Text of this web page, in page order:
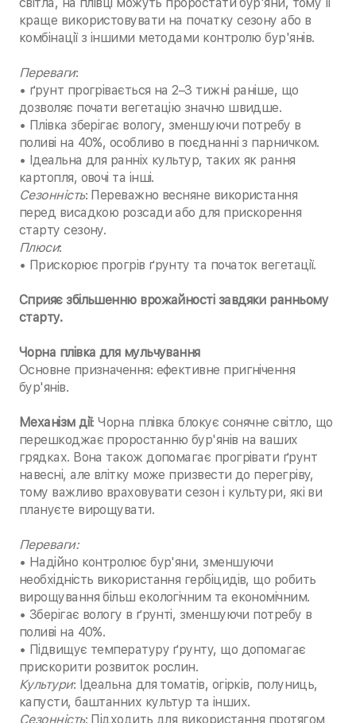
краще використовувати на початку сезону або в
комбінації з іншими методами контролю бур'янів.
Переваги:
• ґрунт прогрівається на 2–3 тижні раніше, що
дозволяє почати вегетацію значно швидше.
• Плівка зберігає вологу, зменшуючи потребу в
поливі на 40%, особливо в поєднанні з парничком.
• Ідеальна для ранніх культур, таких як рання
картопля, овочі та інші.
Сезонність: Переважно весняне використання
перед висадкою розсади або для прискорення
старту сезону.
Плюси:
• Прискорює прогрів ґрунту та початок вегетації.
Сприяє збільшенню врожайності завдяки ранньому
старту.
Чорна плівка для мульчування
Основне призначення: ефективне пригнічення
бур'янів.
Механізм дії: Чорна плівка блокує сонячне світло, що
перешкоджає проростанню бур'янів на ваших
грядках. Вона також допомагає прогрівати ґрунт
навесні, але влітку може призвести до перегріву,
тому важливо враховувати сезон і культури, які ви
плануєте вирощувати.
Переваги:
• Надійно контролює бур'яни, зменшуючи
необхідність використання гербіцидів, що робить
вирощування більш екологічним та економічним.
• Зберігає вологу в ґрунті, зменшуючи потребу в
поливі на 40%.
• Підвищує температуру ґрунту, що допомагає
прискорити розвиток рослин.
Культури: Ідеальна для томатів, огірків, полуниць,
капусти, баштанних культур та інших.
Сезонність: Підходить для використання протягом